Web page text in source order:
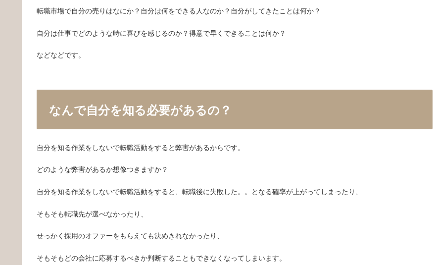
転職市場で自分の売りはなにか？自分は何をできる人なのか？自分がしてきたことは何か？
自分は仕事でどのような時に喜びを感じるのか？得意で早くできることは何か？
などなどです。
なんで自分を知る必要があるの？
自分を知る作業をしないで転職活動をすると弊害があるからです。
どのような弊害があるか想像つきますか？
自分を知る作業をしないで転職活動をすると、転職後に失敗した。。となる確率が上がってしまったり、
そもそも転職先が選べなかったり、
せっかく採用のオファーをもらえても決めきれなかったり、
そもそもどの会社に応募するべきか判断することもできなくなってしまいます。